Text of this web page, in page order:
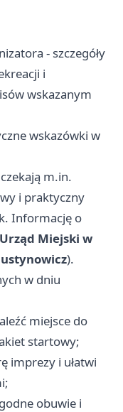
- szczegóły
i
wskazanym
wskazówki w
m.in.
i praktyczny
Informację o
Urząd Miejski w
).
w dniu
miejsce do
startowy;
imprezy i ułatwi
obuwie i